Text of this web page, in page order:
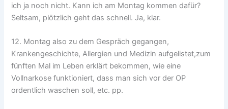
ich ja noch nicht. Kann ich am Montag kommen dafür?
Seltsam, plötzlich geht das schnell. Ja, klar.
12. Montag also zu dem Gespräch gegangen,
Krankengeschichte, Allergien und Medizin aufgelistet,zum
fünften Mal im Leben erklärt bekommen, wie eine
Vollnarkose funktioniert, dass man sich vor der OP
ordentlich waschen soll, etc. pp.